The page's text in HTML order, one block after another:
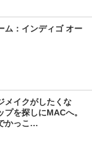
ム：インディゴ オー
メイクがしたくな
を探しにMACへ。
かっこ…